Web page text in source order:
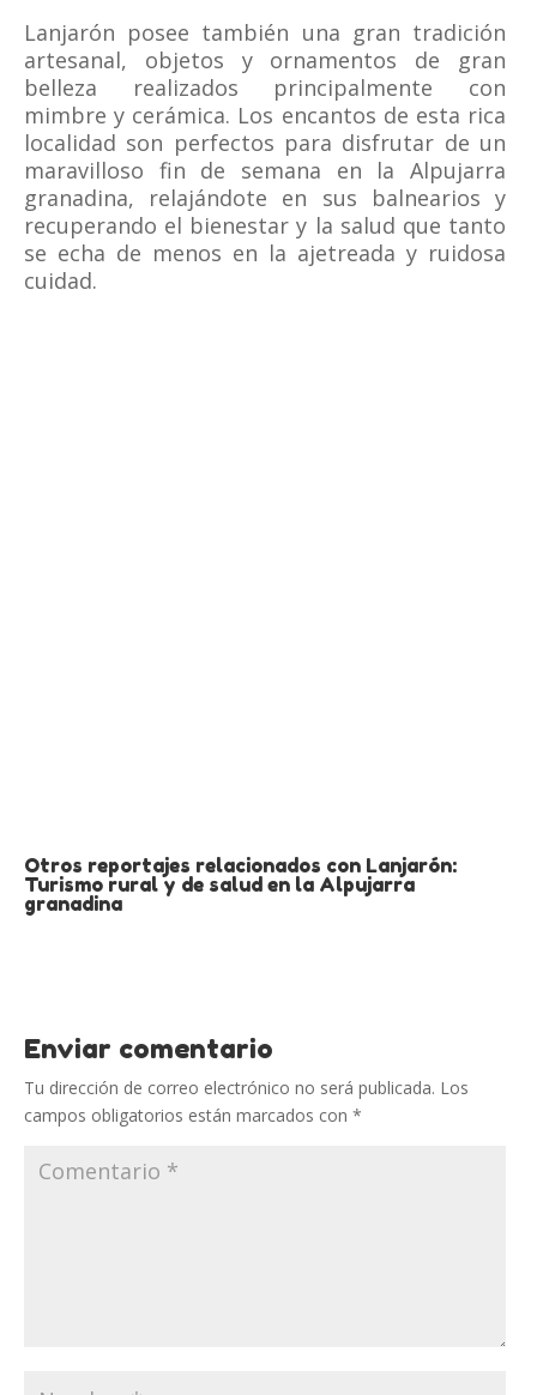
Lanjarón posee también una gran tradición
artesanal, objetos y ornamentos de gran
belleza realizados principalmente con
mimbre y cerámica. Los encantos de esta rica
localidad son perfectos para disfrutar de un
maravilloso fin de semana en la Alpujarra
granadina, relajándote en sus balnearios y
recuperando el bienestar y la salud que tanto
se echa de menos en la ajetreada y ruidosa
cuidad.
Otros reportajes relacionados con Lanjarón:
Turismo rural y de salud en la Alpujarra
granadina
Enviar comentario
Tu dirección de correo electrónico no será publicada. Los
campos obligatorios están marcados con *